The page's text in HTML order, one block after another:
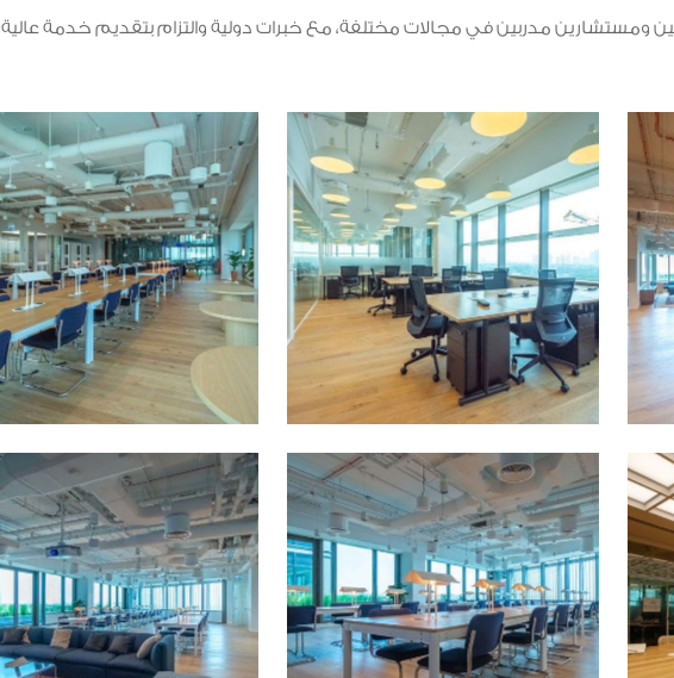
ومستشارين مدربين في مجالات مختلفة، مع خبرات دولية والتزام بتقديم خدمة عالية